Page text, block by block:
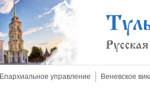
Епархиальное управление Веневское